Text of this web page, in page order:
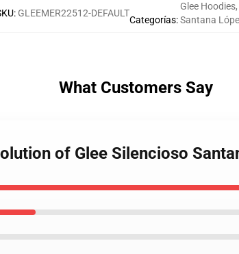
: GLEEMER22512-DEFAULT
Categorías:
Glee Hoodies,
Santana
What Customers Say
of Glee Silencioso